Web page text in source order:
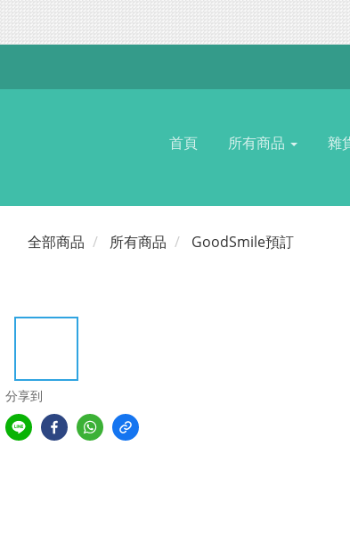
首頁 所有商品 雜
全部商品 所有商品 GoodSmile預訂
分享到